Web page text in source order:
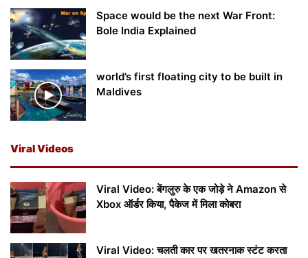
Space would be the next War Front:
Bole India Explained
world’s first floating city to be built in
Maldives
Viral Videos
Viral Video: बेंगलुरु के एक जोड़े ने Amazon से
Xbox ऑर्डर किया, पैकेज में मिला कोबरा
Viral Video: चलती कार पर खतरनाक स्टंट करता